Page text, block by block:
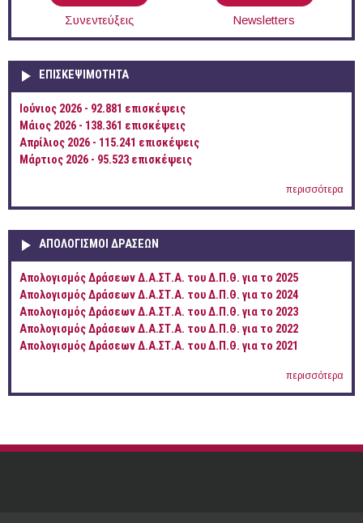
Συνεντεύξεις Newsletters
ΕΠΙΣΚΕΨΙΜΌΤΗΤΑ
Ιούνιος 2026 - 92.881 επισκέψεις
Μάιος 2026 - 138.361 επισκέψεις
Απρίλιος 2026 - 115.241 επισκέψεις
Μάρτιος 2026 - 95.523 επισκέψεις
περισσότερα
ΑΠΟΛΟΓΙΣΜΟΊ ΔΡΆΣΕΩΝ
Απολογισμός Δράσεων Δ.Α.ΣΤ.Α. του Δ.Π.Θ. για το 2025
Απολογισμός Δράσεων Δ.Α.ΣΤ.Α. του Δ.Π.Θ. για το 2024
Απολογισμός Δράσεων Δ.Α.ΣΤ.Α. του Δ.Π.Θ. για το 2023
Απολογισμός Δράσεων Δ.Α.ΣΤ.Α. του Δ.Π.Θ. για το 2022
Απολογισμός Δράσεων Δ.Α.ΣΤ.Α. του Δ.Π.Θ. για το 2021
περισσότερα